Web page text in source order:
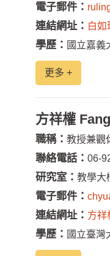
電子郵件：
連結網址： 白如
學歷： 國立嘉義
更多 +
方祥權
職稱： 教授兼觀
聯絡電話： 06-
研究室： 教學大
電子郵件：
連結網址： 方祥
學歷： 國立臺灣